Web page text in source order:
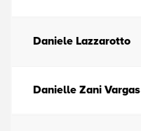
Daniele Lazzarotto
Danielle Zani Vargas